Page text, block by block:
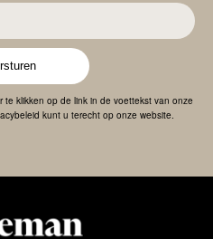
klikken op de link in de voettekst van onze
kunt u terecht op onze website.